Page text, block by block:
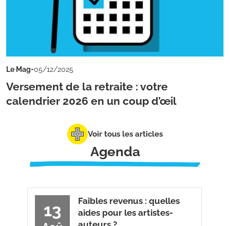
Le Mag-05/12/2025
Versement de la retraite : votre
calendrier 2026 en un coup d’œil
Voir tous les articles
Agenda
13
Faibles revenus : quelles
aides pour les artistes-